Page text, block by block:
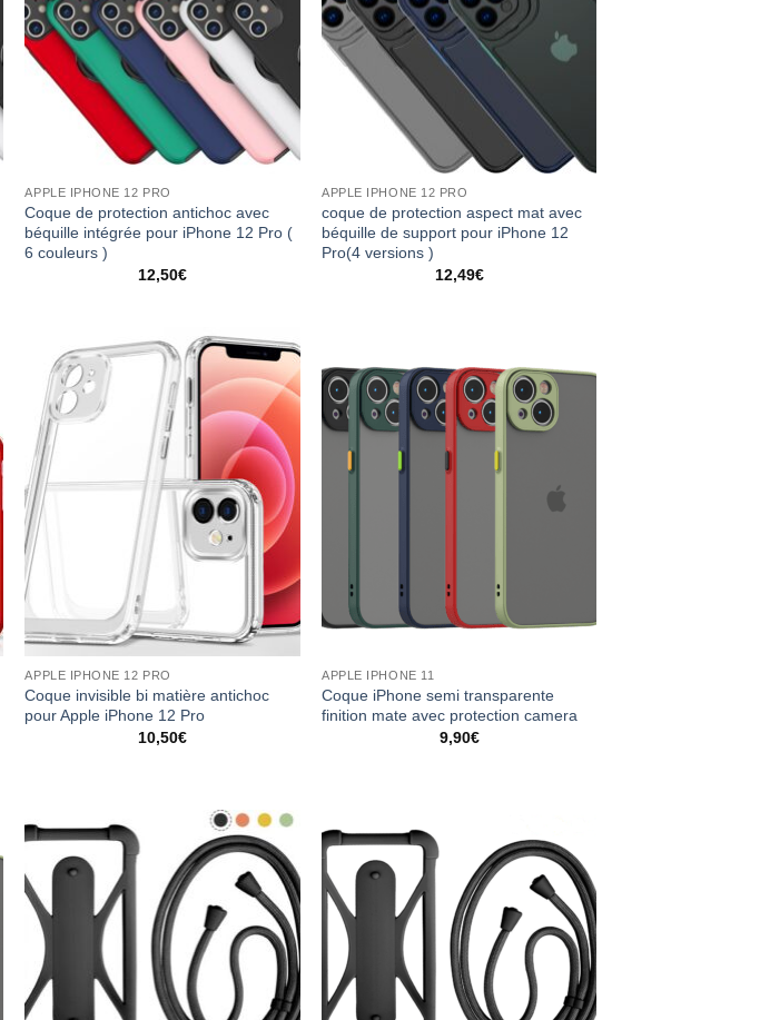
APPLE IPHONE 12 PRO
Coque de protection antichoc avec
béquille intégrée pour iPhone 12 Pro (
6 couleurs )
12,50€
APPLE IPHONE 12 PRO
coque de protection aspect mat avec
béquille de support pour iPhone 12
Pro(4 versions )
12,49€
APPLE IPHONE 12 PRO
Coque invisible bi matière antichoc
pour Apple iPhone 12 Pro
10,50€
APPLE IPHONE 11
Coque iPhone semi transparente
finition mate avec protection camera
9,90€